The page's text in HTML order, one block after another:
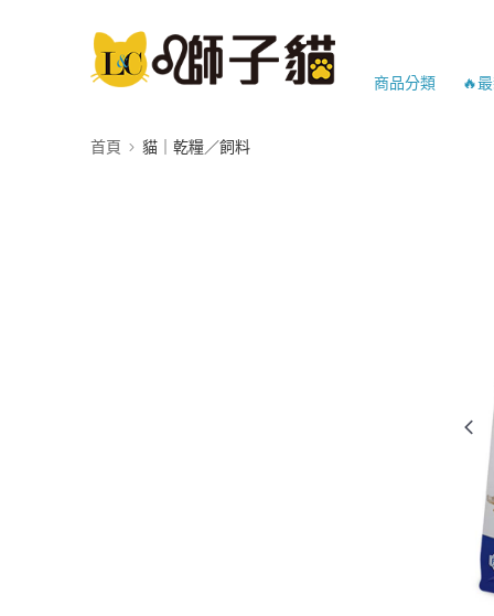
商品分類 🔥
首頁 貓｜乾糧／飼料